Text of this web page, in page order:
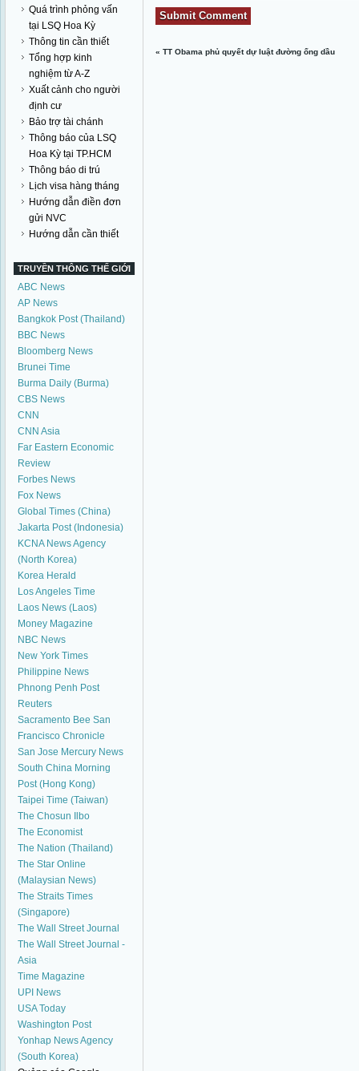
Quá trình phỏng vấn
tại LSQ Hoa Kỳ
Thông tin cần thiết
Tổng hợp kinh
nghiệm từ A-Z
Xuất cảnh cho người
định cư
Bảo trợ tài chánh
Thông báo của LSQ
Hoa Kỳ tại TP.HCM
Thông báo di trú
Lịch visa hàng tháng
Hướng dẫn điền đơn
gửi NVC
Hướng dẫn cần thiết
TRUYỀN THÔNG THẾ GIỚI
ABC News
AP News
Bangkok Post (Thailand)
BBC News
Bloomberg News
Brunei Time
Burma Daily (Burma)
CBS News
CNN
CNN Asia
Far Eastern Economic
Review
Forbes News
Fox News
Global Times (China)
Jakarta Post (Indonesia)
KCNA News Agency
(North Korea)
Korea Herald
Los Angeles Time
Laos News (Laos)
Money Magazine
NBC News
New York Times
Philippine News
Phnong Penh Post
Reuters
Sacramento Bee San
Francisco Chronicle
San Jose Mercury News
South China Morning
Post (Hong Kong)
Taipei Time (Taiwan)
The Chosun Ilbo
The Economist
The Nation (Thailand)
The Star Online
(Malaysian News)
The Straits Times
(Singapore)
The Wall Street Journal
The Wall Street Journal -
Asia
Time Magazine
UPI News
USA Today
Washington Post
Yonhap News Agency
(South Korea)
«TT Obama phủ quyết dự luật đường ống dầu